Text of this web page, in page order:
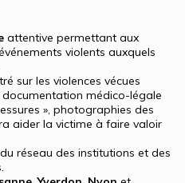
attentive permettant aux
violents auxquels
sur les violences vécues
médico-légale
», photographies des
aider la victime à faire valoir
réseau des institutions et des